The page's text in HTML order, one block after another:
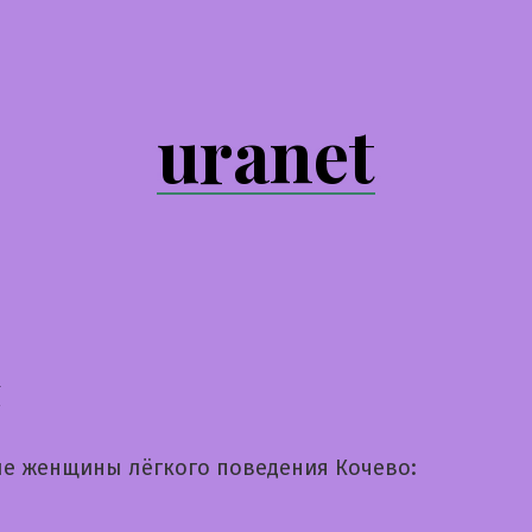
uranet
женщины лёгкого поведения Кочево: